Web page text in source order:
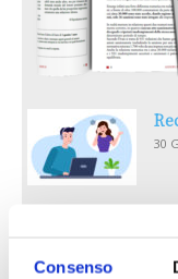
Consenso
30
30